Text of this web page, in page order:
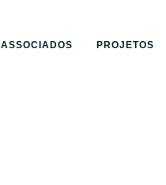
ASSOCIADOS PROJETOS